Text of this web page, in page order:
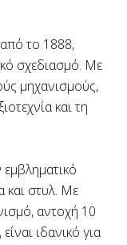
το 1888,
σχεδιασμό. Με
μηχανισμούς,
και τη
και στυλ. Με
αντοχή 10
ιδανικό για